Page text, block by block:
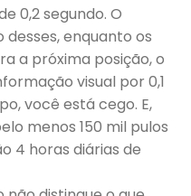
0,2 segundo. O
enquanto os
a próxima posição, o
visual por 0,1
você está cego. E,
menos 150 mil pulos
4 horas diárias de